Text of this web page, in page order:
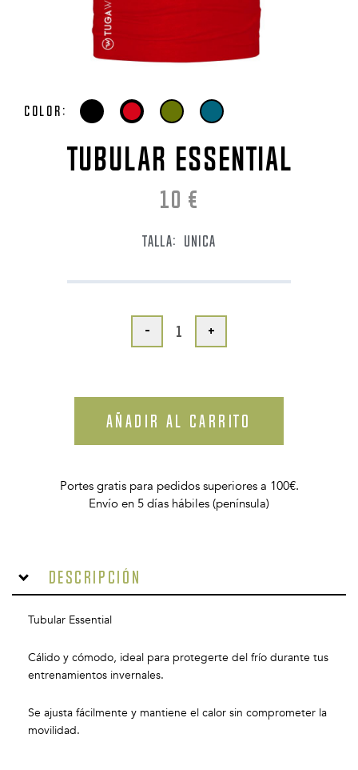
Color:
TUBULAR ESSENTIAL
10 €
TALLA: UNICA
- +
AÑADIR AL CARRITO
Portes gratis para pedidos superiores a 100€.
Envío en 5 días hábiles (península)
Descripción
Tubular Essential
Cálido y cómodo, ideal para protegerte del frío durante tus
entrenamientos invernales.
Se ajusta fácilmente y mantiene el calor sin comprometer la
movilidad.